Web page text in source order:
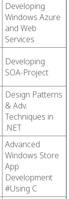
Developing
Windows Azure
and Web
Services
Developing
SOA-Project
Design Patterns
& Adv.
Techniques in
.NET
Advanced
Windows Store
App
Development
Using C#